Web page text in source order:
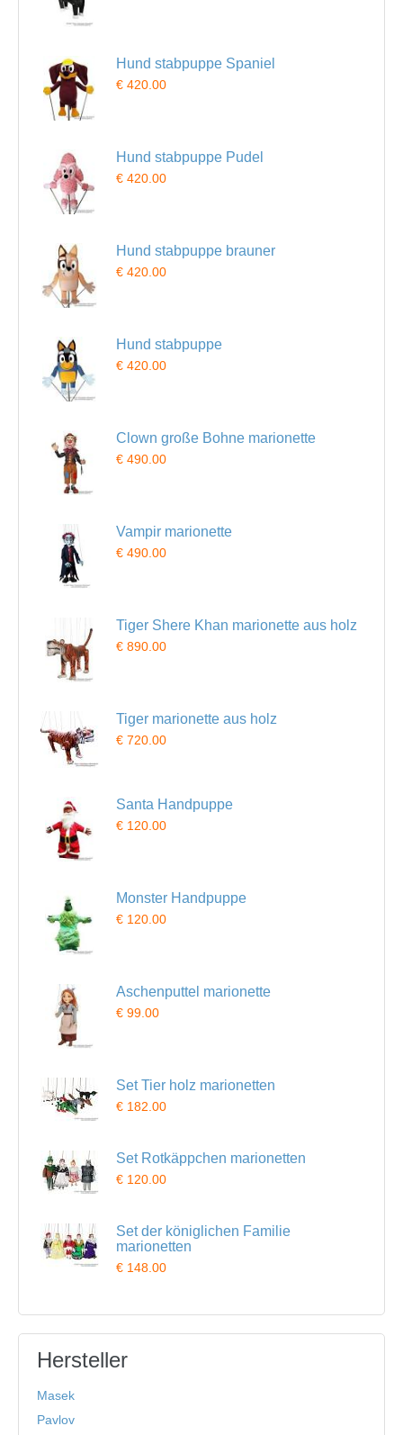
Hund stabpuppe Spaniel
€ 420.00
Hund stabpuppe Pudel
€ 420.00
Hund stabpuppe brauner
€ 420.00
Hund stabpuppe
€ 420.00
Clown große Bohne marionette
€ 490.00
Vampir marionette
€ 490.00
Tiger Shere Khan marionette aus holz
€ 890.00
Tiger marionette aus holz
€ 720.00
Santa Handpuppe
€ 120.00
Monster Handpuppe
€ 120.00
Aschenputtel marionette
€ 99.00
Set Tier holz marionetten
€ 182.00
Set Rotkäppchen marionetten
€ 120.00
Set der königlichen Familie
marionetten
€ 148.00
Hersteller
Masek
Pavlov